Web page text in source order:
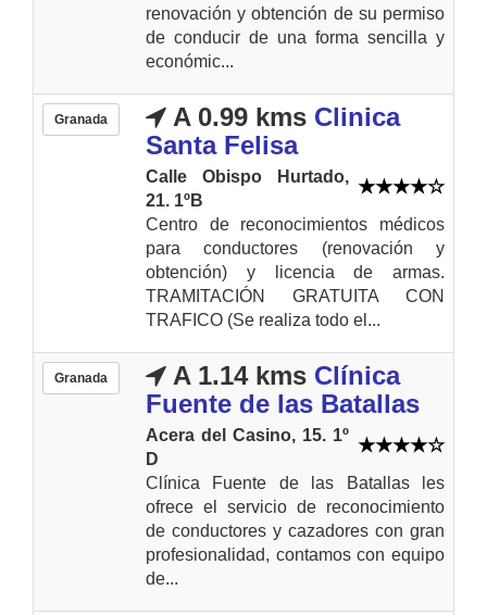
renovación y obtención de su permiso
de conducir de una forma sencilla y
económic...
Granada A 0.99 kms Clinica
Santa Felisa
Calle Obispo Hurtado,
21. 1ºB
Centro de reconocimientos médicos
para conductores (renovación y
obtención) y licencia de armas.
TRAMITACIÓN GRATUITA CON
TRAFICO (Se realiza todo el...
Granada A 1.14 kms Clínica
Fuente de las Batallas
Acera del Casino, 15. 1º
D
Clínica Fuente de las Batallas les
ofrece el servicio de reconocimiento
de conductores y cazadores con gran
profesionalidad, contamos con equipo
de...